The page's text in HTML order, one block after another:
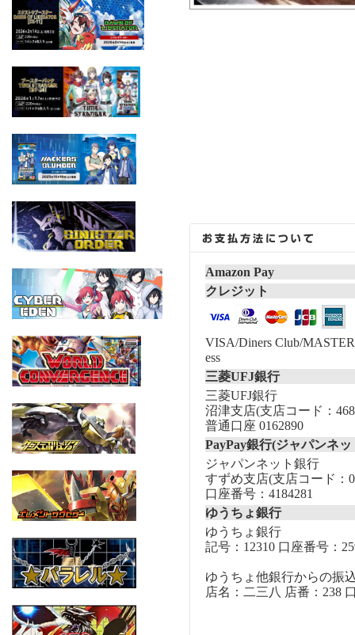
Amazon Pay
クレジット
VISA/Diners Club/
ess
三菱UFJ銀行
三菱UFJ銀行
沼津支店(支店コード：
普通口座 0162890
PayPay銀行(ジャパンネ
ジャパンネット銀行
すずめ支店(支店コード：
口座番号：4184281
ゆうちょ銀行
ゆうちょ銀行
記号：12310 口座番号：
ゆうちょ他銀行からの振
店名：二三八 店番：238